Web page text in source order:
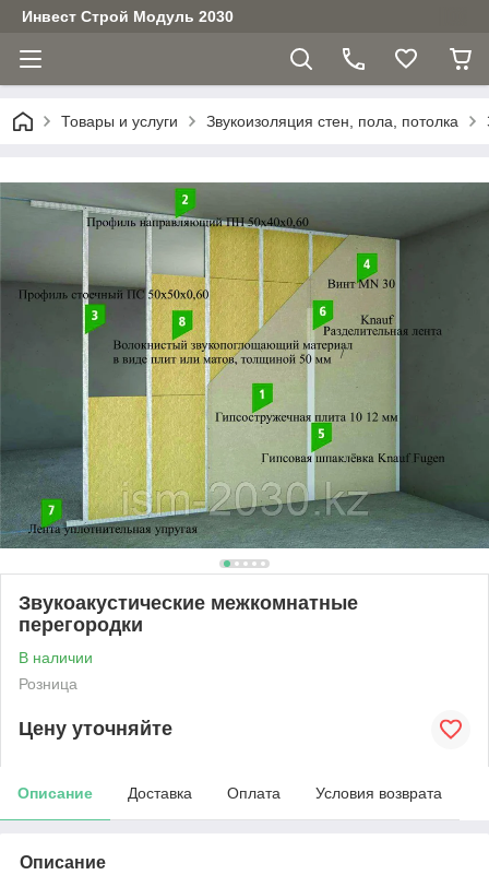
Инвест Строй Модуль 2030
Товары и услуги Звукоизоляция стен, пола, потолка
Звукоакустические межкомнатные
перегородки
В наличии
Розница
Цену уточняйте
Описание Доставка Оплата Условия возврата
Описание